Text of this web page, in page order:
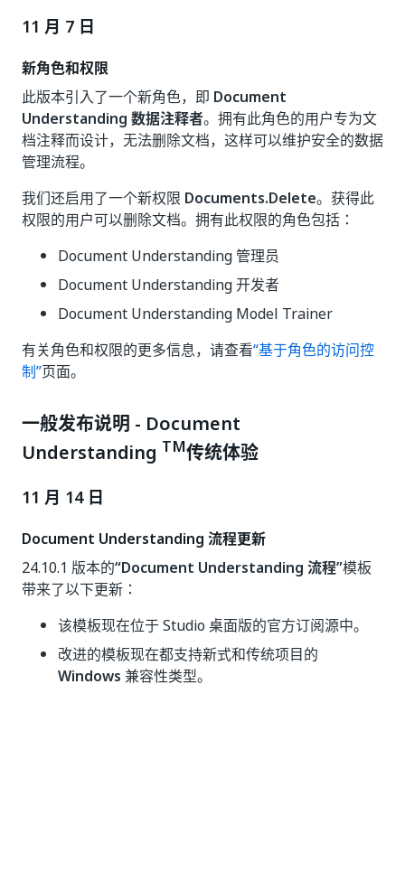
11 月 7 日
新角色和权限
此版本引入了一个新角色，即 Document
Understanding 数据注释者。拥有此角色的用户专为文
档注释而设计，无法删除文档，这样可以维护安全的数据
管理流程。
我们还启用了一个新权限 Documents.Delete。获得此
权限的用户可以删除文档。拥有此权限的角色包括：
Document Understanding 管理员
Document Understanding 开发者
Document Understanding Model Trainer
有关角色和权限的更多信息，请查看“基于角色的访问控
制”页面。
一般发布说明 - Document
Understanding TM传统体验
11 月 14 日
Document Understanding 流程更新
24.10.1 版本的“Document Understanding 流程”模板
带来了以下更新：
该模板现在位于 Studio 桌面版的官方订阅源中。
改进的模板现在都支持新式和传统项目的
Windows 兼容性类型。